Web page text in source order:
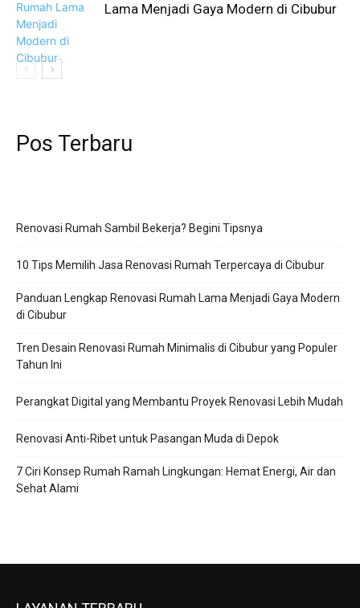
Lama Menjadi Gaya Modern di Cibubur
Pos Terbaru
Renovasi Rumah Sambil Bekerja? Begini Tipsnya
10 Tips Memilih Jasa Renovasi Rumah Terpercaya di Cibubur
Panduan Lengkap Renovasi Rumah Lama Menjadi Gaya Modern
di Cibubur
Tren Desain Renovasi Rumah Minimalis di Cibubur yang Populer
Tahun Ini
Perangkat Digital yang Membantu Proyek Renovasi Lebih Mudah
Renovasi Anti-Ribet untuk Pasangan Muda di Depok
7 Ciri Konsep Rumah Ramah Lingkungan: Hemat Energi, Air dan
Sehat Alami